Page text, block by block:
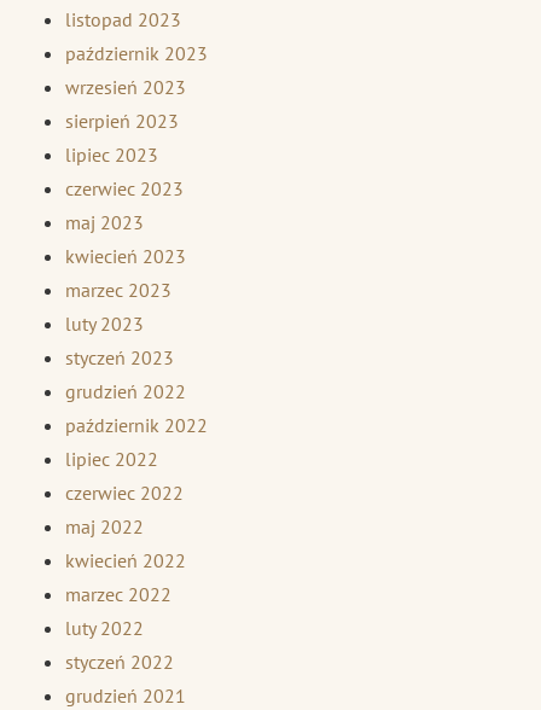
listopad 2023
październik 2023
wrzesień 2023
sierpień 2023
lipiec 2023
czerwiec 2023
maj 2023
kwiecień 2023
marzec 2023
luty 2023
styczeń 2023
grudzień 2022
październik 2022
lipiec 2022
czerwiec 2022
maj 2022
kwiecień 2022
marzec 2022
luty 2022
styczeń 2022
grudzień 2021